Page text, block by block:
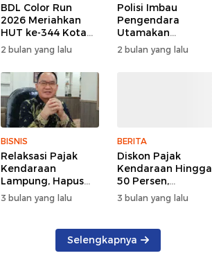
BDL Color Run
2026 Meriahkan
HUT ke-344 Kota
Bandar Lampung,
Wujud Semangat
Sehat dan
Kebersamaan
2 bulan yang lalu
Polisi Imbau
Pengendara
Utamakan
Keselamatan di
Tengah Kepadatan
2 bulan yang lalu
BISNIS
Relaksasi Pajak
Kendaraan
Lampung, Hapus
Denda dan Beri
Diskon BBN
3 bulan yang lalu
BERITA
Diskon Pajak
Kendaraan Hingga
50 Persen,
Lampung Genjot
Mutasi Kendaraan
3 bulan yang lalu
Selengkapnya